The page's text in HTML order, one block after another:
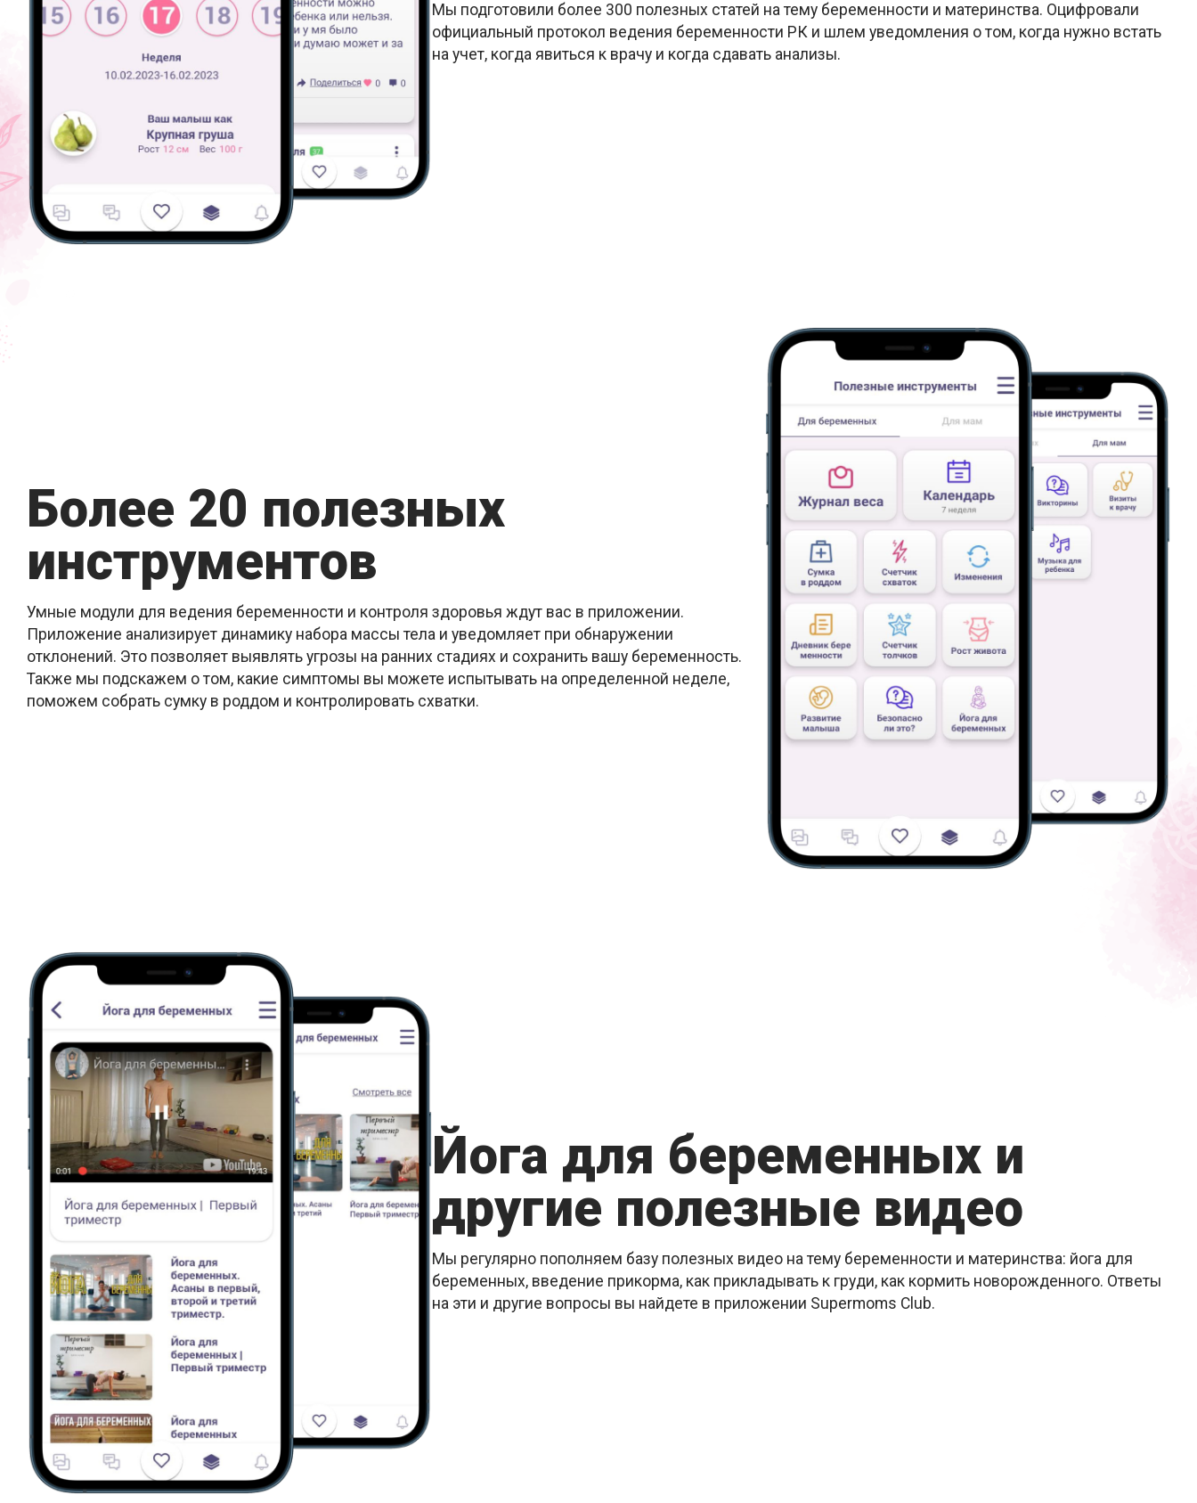
Мы подготовили более 300 полезных статей на тему беременности и материнства. Оцифровали
официальный протокол ведения беременности РК и шлем уведомления о том, когда нужно встать
на учет, когда явиться к врачу и когда сдавать анализы.
Более 20 полезных
инструментов
Умные модули для ведения беременности и контроля здоровья ждут вас в приложении.
Приложение анализирует динамику набора массы тела и уведомляет при обнаружении
отклонений. Это позволяет выявлять угрозы на ранних стадиях и сохранить вашу беременность.
Также мы подскажем о том, какие симптомы вы можете испытывать на определенной неделе,
поможем собрать сумку в роддом и контролировать схватки.
Йога для беременных и
другие полезные видео
Мы регулярно пополняем базу полезных видео на тему беременности и материнства: йога для
беременных, введение прикорма, как прикладывать к груди, как кормить новорожденного. Ответы
на эти и другие вопросы вы найдете в приложении Supermoms Club.